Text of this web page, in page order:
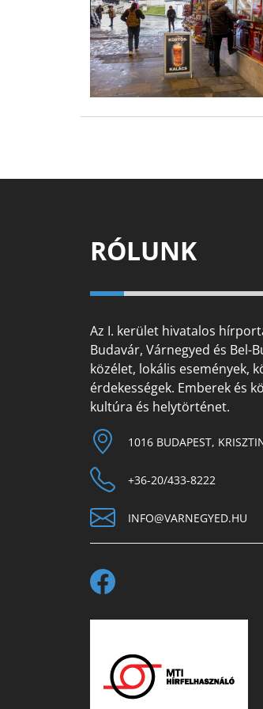
RÓLUNK
Az I. kerület hivatalos
Budavár, Várnegyed és Bel-
közélet, lokális események,
érdekességek. Emberek és
kultúra és helytörténet.
1016 BUDAPEST,
+36-20/433-8222
INFO@VARNEGYED.HU